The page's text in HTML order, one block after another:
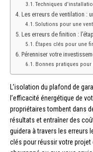
Techniques
Les erreurs de ventilation :
Solutions pour une
Les erreurs de finition :
Étapes clés pour une
Pérenniser votre
Bonnes pratiques pour
L’isolation du plafond de
l’efficacité énergétique de
propriétaires tombent dans
résultats et entraîner des
guidera à travers les erreurs
clés pour réussir votre projet